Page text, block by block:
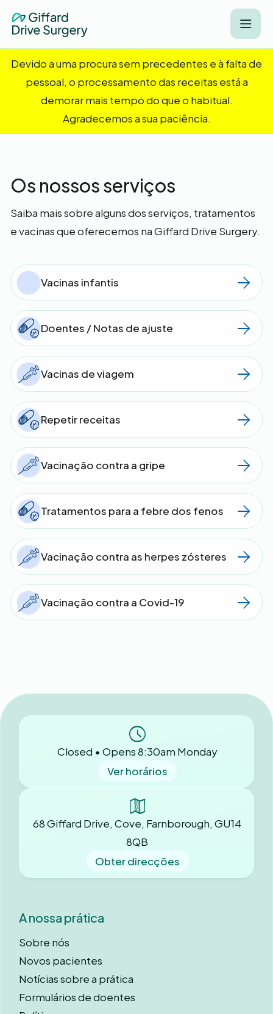
Devido a uma procura sem precedentes e à falta de
pessoal, o processamento das receitas está a
demorar mais tempo do que o habitual.
Agradecemos a sua paciência.
Os nossos serviços
Saiba mais sobre alguns dos serviços, tratamentos
e vacinas que oferecemos na Giffard Drive Surgery.
Vacinas infantis
Doentes / Notas de ajuste
Vacinas de viagem
Repetir receitas
Vacinação contra a gripe
Tratamentos para a febre dos fenos
Vacinação contra as herpes zósteres
Vacinação contra a Covid-19
Closed • Opens 8:30am Monday
Ver horários
68 Giffard Drive, Cove, Farnborough, GU14
8QB
Obter direcções
A nossa prática
Sobre nós
Novos pacientes
Notícias sobre a prática
Formulários de doentes